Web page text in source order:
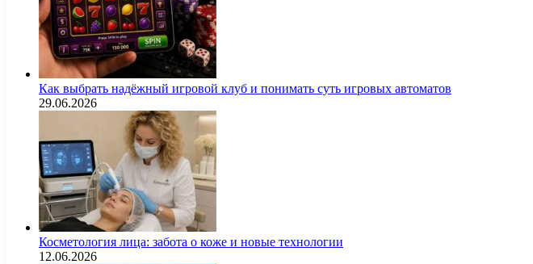
Как выбрать надёжный игровой клуб и понимать суть игровых автоматов
29.06.2026
Косметология лица: забота о коже и новые технологии
12.06.2026